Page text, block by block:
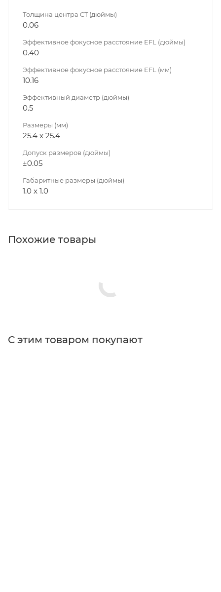
Толщина центра CT (дюймы)
0.06
Эффективное фокусное расстояние EFL (дюймы)
0.40
Эффективное фокусное расстояние EFL (мм)
10.16
Эффективный диаметр (дюймы)
0.5
Размеры (мм)
25.4 x 25.4
Допуск размеров (дюймы)
±0.05
Габаритные размеры (дюймы)
1.0 x 1.0
Похожие товары
С этим товаром покупают